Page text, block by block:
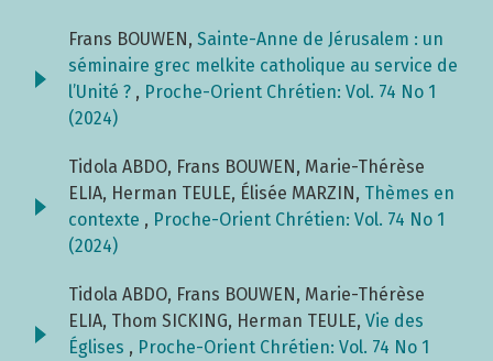
Frans BOUWEN, Sainte-Anne de Jérusalem : un
séminaire grec melkite catholique au service de
l’Unité ? , Proche-Orient Chrétien: Vol. 74 No 1
(2024)
Tidola ABDO, Frans BOUWEN, Marie-Thérèse
ELIA, Herman TEULE, Élisée MARZIN, Thèmes en
contexte , Proche-Orient Chrétien: Vol. 74 No 1
(2024)
Tidola ABDO, Frans BOUWEN, Marie-Thérèse
ELIA, Thom SICKING, Herman TEULE, Vie des
Églises , Proche-Orient Chrétien: Vol. 74 No 1